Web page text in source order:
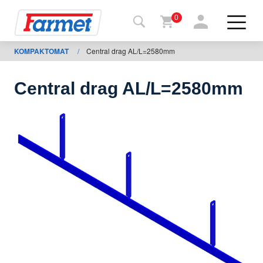
Terug
naar de
Machinetoestand
Om te
downloaden
0
KOMPAKTOMAT / Central drag AL/L=2580mm
Central drag AL/L=2580mm